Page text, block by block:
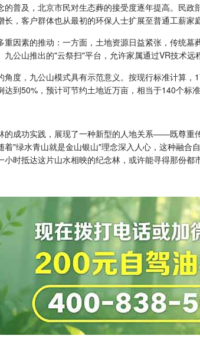
的普及，北京市民对生态葬的接受度逐年提高。民
，客户群体也从最初的环保人士扩展至普通工薪家庭
重因素的推动：一方面，土地资源日益紧张，传统
公山推出的"云祭扫"平台，允许家属通过VR技术
角度，九公山模式具有示范意义。按现行标准计算
到50%，预计可节约土地近万亩，相当于140个标准
的成功实践，展现了一种新型的人地关系——既尊重
着"绿水青山就是金山银山"理念深入人心，这种融
时抵达这片山水相映的纪念林，或许能寻得那份都